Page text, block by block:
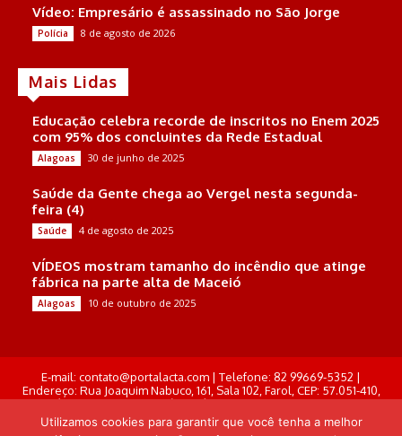
Vídeo: Empresário é assassinado no São Jorge
Polícia 8 de agosto de 2026
Mais Lidas
Educação celebra recorde de inscritos no Enem 2025
com 95% dos concluintes da Rede Estadual
Alagoas 30 de junho de 2025
Saúde da Gente chega ao Vergel nesta segunda-
feira (4)
Saúde 4 de agosto de 2025
VÍDEOS mostram tamanho do incêndio que atinge
fábrica na parte alta de Maceió
Alagoas 10 de outubro de 2025
E-mail: contato@portalacta.com | Telefone: 82 99669-5352 |
Endereço: Rua Joaquim Nabuco, 161, Sala 102, Farol, CEP: 57.051-410,
Maceió, Alagoas . Responsável Técnico: Derek Gustavo de Morais
Pereira
Utilizamos cookies para garantir que você tenha a melhor